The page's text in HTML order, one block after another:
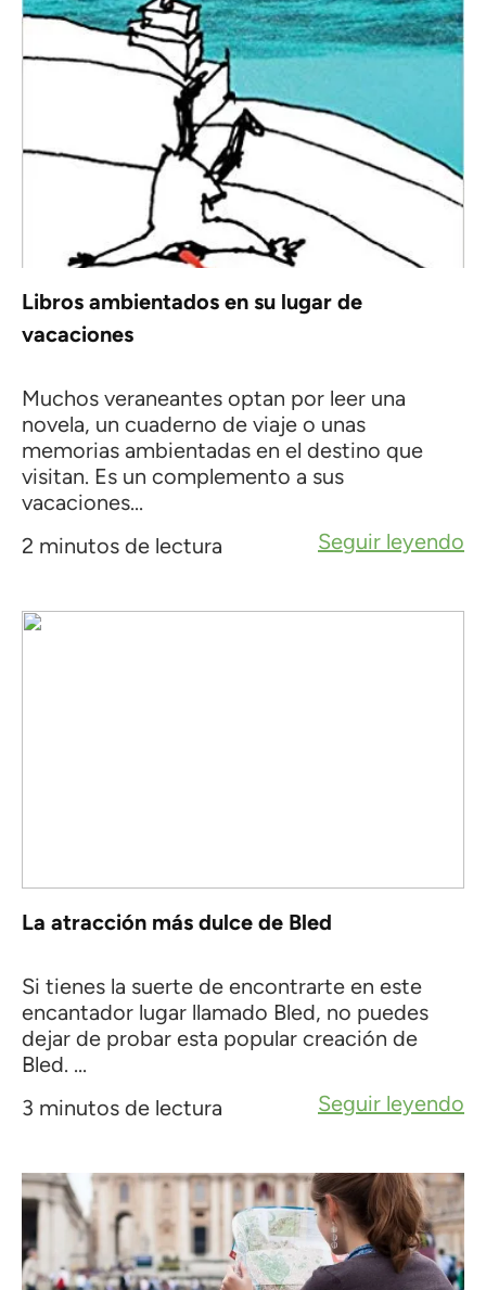
Libros ambientados en su lugar de
vacaciones
Muchos veraneantes optan por leer una
novela, un cuaderno de viaje o unas
memorias ambientadas en el destino que
visitan. Es un complemento a sus
vacaciones...
2 minutos de lectura
Seguir leyendo
La atracción más dulce de Bled
Si tienes la suerte de encontrarte en este
encantador lugar llamado Bled, no puedes
dejar de probar esta popular creación de
Bled. ...
3 minutos de lectura
Seguir leyendo